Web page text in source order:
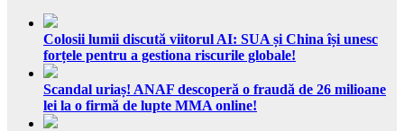
Colosii lumii discută viitorul AI: SUA și China își unesc
forțele pentru a gestiona riscurile globale!
Scandal uriaș! ANAF descoperă o fraudă de 26 milioane
lei la o firmă de lupte MMA online!